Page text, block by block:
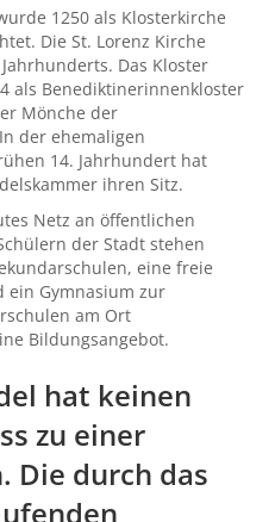
1250 als Klosterkirche
Die St. Lorenz Kirche
Das Kloster
als Benediktinerinnenkloster
Mönche der
der ehemaligen
14. Jahrhundert hat
ihren Sitz.
Netz an öffentlichen
der Stadt stehen
eine freie
ein Gymnasium zur
am Ort
Bildungsangebot.
hat keinen
zu einer
Die durch das